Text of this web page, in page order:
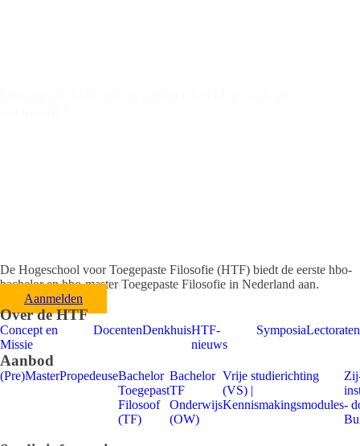
De Hogeschool voor Toegepaste Filosofie (HTF) biedt de eerste hbo-
bachelor en hbo-master Toegepaste Filosofie in Nederland aan.
Aanmelden
Over de HTF
Concept en
Missie
DocentenDenkhuisHTF-
nieuws
SymposiaLectoraten
Aanbod
(Pre)MasterPropedeuseBachelor
Toegepast
Filosoof
(TF)
Bachelor
TF
Onderwijs
(OW)
Vrije studierichting
(VS) |
Kennismakingsmodules-